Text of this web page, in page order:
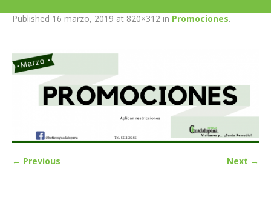
Published 16 marzo, 2019 at 820×312 in Promociones.
← Previous Next →